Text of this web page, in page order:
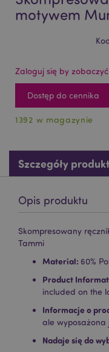
motywem
Zaloguj się by
Dostęp do cennika
1392 w magazynie
Szczegóły
Opis produktu
Skompresowany
Tammi
Material: 60%
Product
included on the
Informacje o
ale wyposażona
Nadaje się do